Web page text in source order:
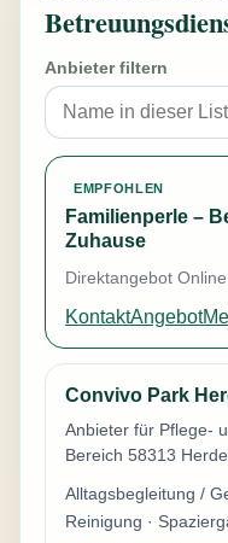
Anbieter filtern
EMPFOHLEN
Familienperle –
Zuhause
Direktangebot
KontaktAngebot
Convivo Park
Anbieter für Pflege-
Bereich 58313
Alltagsbegleitung /
Reinigung ·